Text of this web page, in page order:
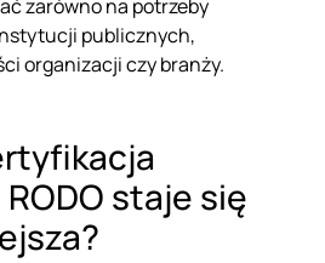
zarówno na potrzeby
publicznych,
organizacji czy branży.
staje się